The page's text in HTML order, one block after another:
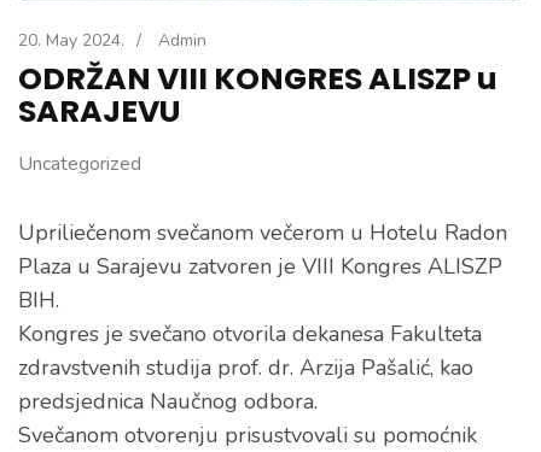
20. May 2024. / Admin
ODRŽAN VIII KONGRES ALISZP u
SARAJEVU
Uncategorized
Upriliečenom svečanom večerom u Hotelu Radon
Plaza u Sarajevu zatvoren je VIII Kongres ALISZP
BIH.
Kongres je svečano otvorila dekanesa Fakulteta
zdravstvenih studija prof. dr. Arzija Pašalić, kao
predsjednica Naučnog odbora.
Svečanom otvorenju prisustvovali su pomoćnik